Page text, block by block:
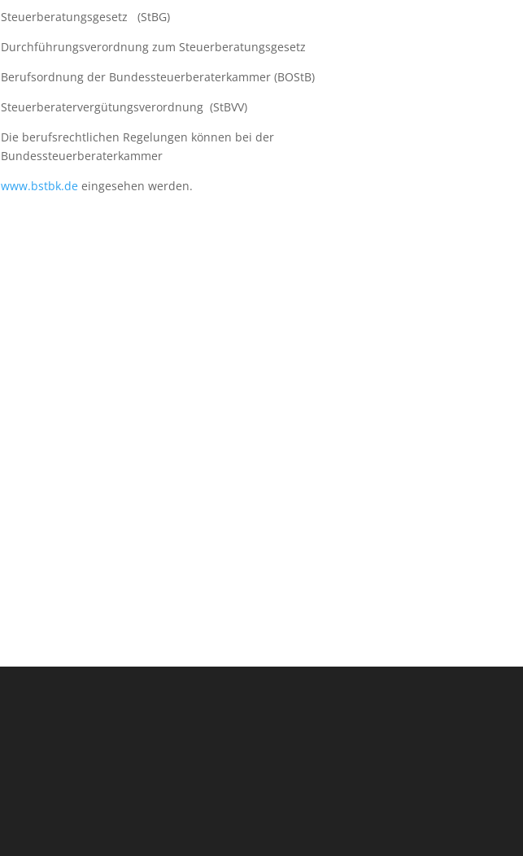
Steuerberatungsgesetz (StBG)
Durchführungsverordnung zum Steuerberatungsgesetz
Berufsordnung der Bundessteuerberaterkammer (BOStB)
Steuerberatervergütungsverordnung (StBVV)
Die berufsrechtlichen Regelungen können bei der
Bundessteuerberaterkammer
www.bstbk.de eingesehen werden.